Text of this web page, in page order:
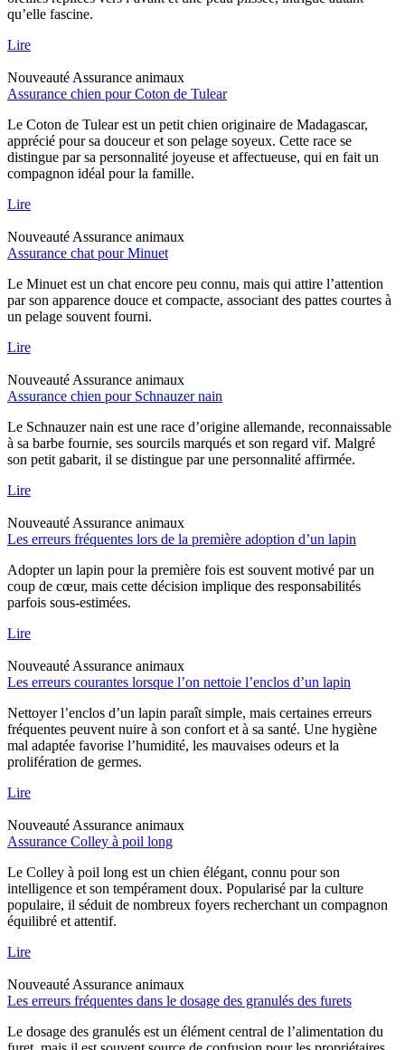
qu’elle fascine.
Lire
Nouveauté Assurance animaux
Assurance chien pour Coton de Tulear
Le Coton de Tulear est un petit chien originaire de Madagascar,
apprécié pour sa douceur et son pelage soyeux. Cette race se
distingue par sa personnalité joyeuse et affectueuse, qui en fait un
compagnon idéal pour la famille.
Lire
Nouveauté Assurance animaux
Assurance chat pour Minuet
Le Minuet est un chat encore peu connu, mais qui attire l’attention
par son apparence douce et compacte, associant des pattes courtes à
un pelage souvent fourni.
Lire
Nouveauté Assurance animaux
Assurance chien pour Schnauzer nain
Le Schnauzer nain est une race d’origine allemande, reconnaissable
à sa barbe fournie, ses sourcils marqués et son regard vif. Malgré
son petit gabarit, il se distingue par une personnalité affirmée.
Lire
Nouveauté Assurance animaux
Les erreurs fréquentes lors de la première adoption d’un lapin
Adopter un lapin pour la première fois est souvent motivé par un
coup de cœur, mais cette décision implique des responsabilités
parfois sous-estimées.
Lire
Nouveauté Assurance animaux
Les erreurs courantes lorsque l’on nettoie l’enclos d’un lapin
Nettoyer l’enclos d’un lapin paraît simple, mais certaines erreurs
fréquentes peuvent nuire à son confort et à sa santé. Une hygiène
mal adaptée favorise l’humidité, les mauvaises odeurs et la
prolifération de germes.
Lire
Nouveauté Assurance animaux
Assurance Colley à poil long
Le Colley à poil long est un chien élégant, connu pour son
intelligence et son tempérament doux. Popularisé par la culture
populaire, il séduit de nombreux foyers recherchant un compagnon
équilibré et attentif.
Lire
Nouveauté Assurance animaux
Les erreurs fréquentes dans le dosage des granulés des furets
Le dosage des granulés est un élément central de l’alimentation du